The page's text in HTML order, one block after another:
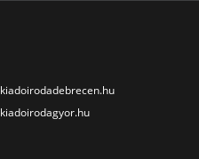
kiadoirodadebrecen.hu
kiadoirodagyor.hu